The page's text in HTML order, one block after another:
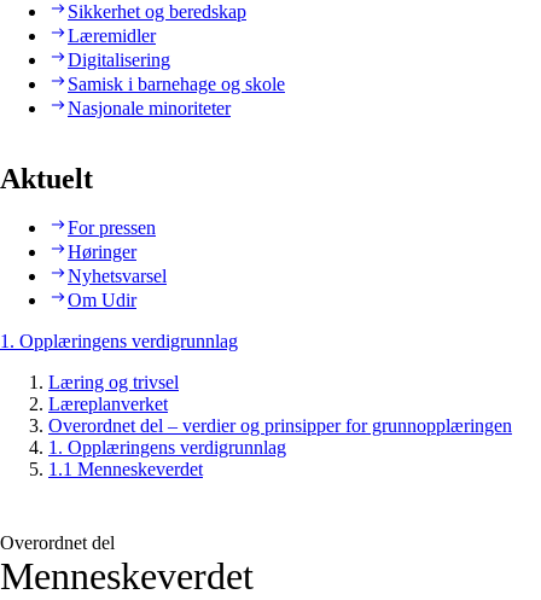
Sikkerhet og beredskap
Læremidler
Digitalisering
Samisk i barnehage og skole
Nasjonale minoriteter
Aktuelt
For pressen
Høringer
Nyhetsvarsel
Om Udir
1. Opplæringens verdigrunnlag
Læring og trivsel
Læreplanverket
Overordnet del – verdier og prinsipper for grunnopplæringen
1. Opplæringens verdigrunnlag
1.1 Menneskeverdet
Overordnet del
Menneskeverdet